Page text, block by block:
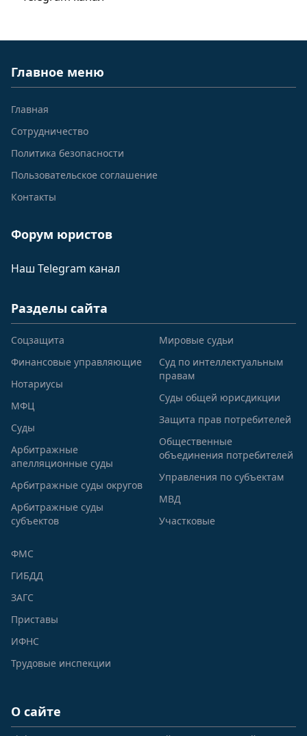
Главное меню
Главная
Сотрудничество
Политика безопасности
Пользовательское соглашение
Контакты
Форум юристов
Наш Telegram канал
Разделы сайта
Соцзащита
Финансовые управляющие
Нотариусы
МФЦ
Суды
Арбитражные
апелляционные суды
Арбитражные суды округов
Арбитражные суды
субъектов
Мировые судьи
Суд по интеллектуальным
правам
Суды общей юрисдикции
Защита прав потребителей
Общественные
объединения потребителей
Управления по субъектам
МВД
Участковые
ФМС
ГИБДД
ЗАГС
Приставы
ИФНС
Трудовые инспекции
О сайте